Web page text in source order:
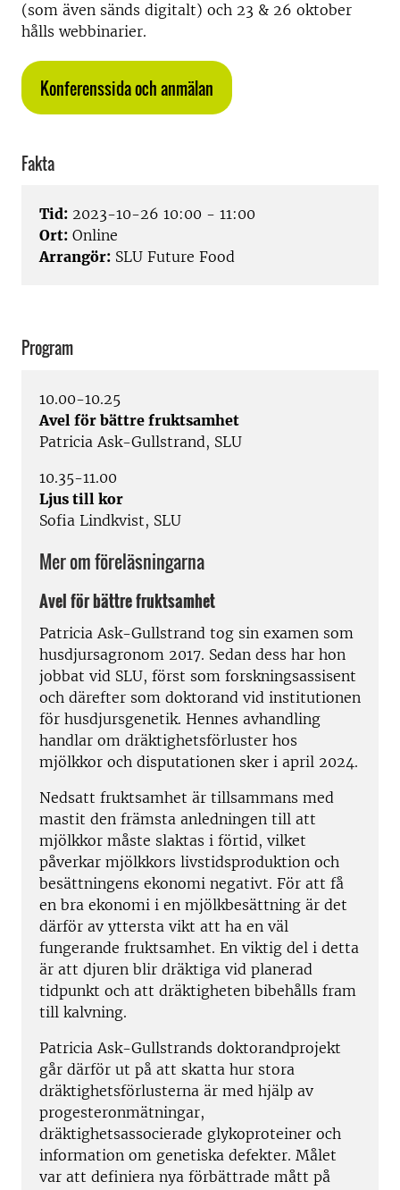
(som även sänds digitalt) och 23 & 26 oktober
hålls webbinarier.
Konferenssida och anmälan
Fakta
Tid: 2023-10-26 10:00 - 11:00
Ort: Online
Arrangör: SLU Future Food
Program
10.00-10.25
Avel för bättre fruktsamhet
Patricia Ask-Gullstrand, SLU
10.35-11.00
Ljus till kor
Sofia Lindkvist, SLU
Mer om föreläsningarna
Avel för bättre fruktsamhet
Patricia Ask-Gullstrand tog sin examen som
husdjursagronom 2017. Sedan dess har hon
jobbat vid SLU, först som forskningsassisent
och därefter som doktorand vid institutionen
för husdjursgenetik. Hennes avhandling
handlar om dräktighetsförluster hos
mjölkkor och disputationen sker i april 2024.
Nedsatt fruktsamhet är tillsammans med
mastit den främsta anledningen till att
mjölkkor måste slaktas i förtid, vilket
påverkar mjölkkors livstidsproduktion och
besättningens ekonomi negativt. För att få
en bra ekonomi i en mjölkbesättning är det
därför av yttersta vikt att ha en väl
fungerande fruktsamhet. En viktig del i detta
är att djuren blir dräktiga vid planerad
tidpunkt och att dräktigheten bibehålls fram
till kalvning.
Patricia Ask-Gullstrands doktorandprojekt
går därför ut på att skatta hur stora
dräktighetsförlusterna är med hjälp av
progesteronmätningar,
dräktighetsassocierade glykoproteiner och
information om genetiska defekter. Målet
var att definiera nya förbättrade mått på